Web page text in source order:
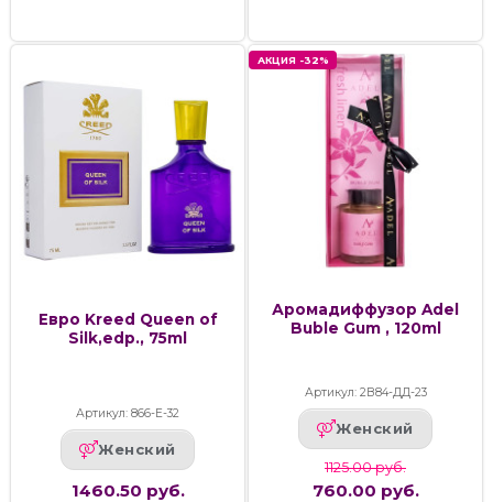
Евро Kreed Queen of
Silk,edp., 75ml
Артикул: 866-Е-32
Женский
1460.50 руб.
АКЦИЯ -32%
Аромадиффузор Adel
Buble Gum , 120ml
Артикул: 2В84-ДД-23
Женский
1125.00 руб.
760.00 руб.